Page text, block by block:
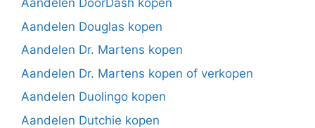
Aandelen DoorDash kopen
Aandelen Douglas kopen
Aandelen Dr. Martens kopen
Aandelen Dr. Martens kopen of verkopen
Aandelen Duolingo kopen
Aandelen Dutchie kopen